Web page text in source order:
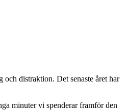
distraktion. Det senaste året har
minuter vi spenderar framför den